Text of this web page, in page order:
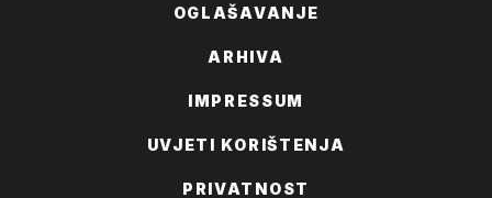
OGLAŠAVANJE
ARHIVA
IMPRESSUM
UVJETI KORIŠTENJA
PRIVATNOST